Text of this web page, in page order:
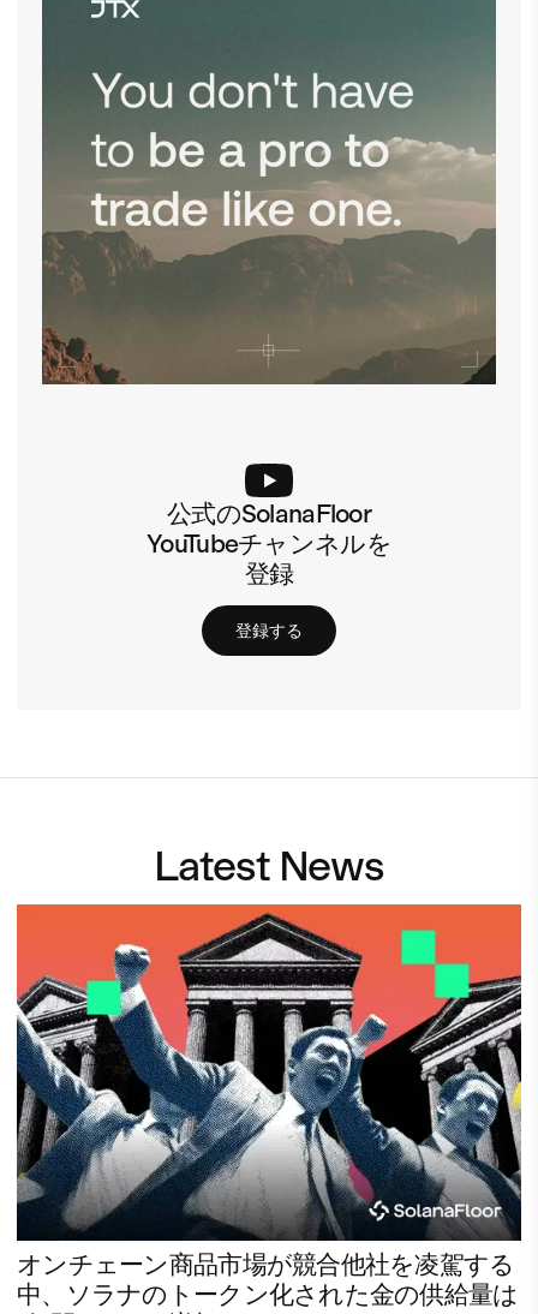
公式のSolanaFloor
YouTubeチャンネルを
登録
登録する
Latest News
オンチェーン商品市場が競合他社を凌駕する
中、ソラナのトークン化された金の供給量は